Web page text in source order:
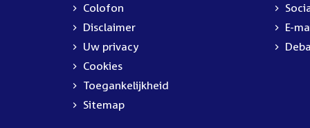
Colofon
Disclaimer
Uw privacy
Cookies
Toegankelijkheid
Sitemap
E-